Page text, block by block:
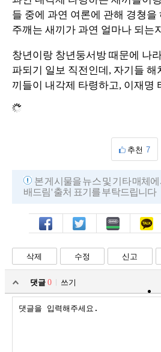
들 중에 과연 여론에 관해 경쳥을
주깨는 새끼가 과연 얼마나 되는
창년이랑 창년둥서방 때문에 나
파되기 일보 직전인데, 자기들 해
끼들이 내각제 타령하고, 이재명
추천 7
본 게시물을 뉴스 및 기타 매체
배드림' 출처 표기를 부탁드립니다
페북 트윗 밴드 카톡
삭제 수정 신고
댓글 0
쓰기